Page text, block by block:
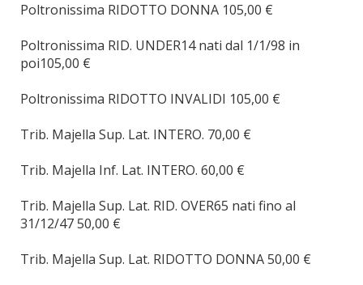
Poltronissima RIDOTTO DONNA 105,00 €
Poltronissima RID. UNDER14 nati dal 1/1/98 in
poi105,00 €
Poltronissima RIDOTTO INVALIDI 105,00 €
Trib. Majella Sup. Lat. INTERO. 70,00 €
Trib. Majella Inf. Lat. INTERO. 60,00 €
Trib. Majella Sup. Lat. RID. OVER65 nati fino al
31/12/47 50,00 €
Trib. Majella Sup. Lat. RIDOTTO DONNA 50,00 €